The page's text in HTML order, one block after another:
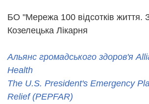
БО "Мережа 100 відсотків життя.
Козелецька Лікарня
Альянс громадського здоров'я
Health
The U.S. President's Emergency
Relief (PEPFAR)